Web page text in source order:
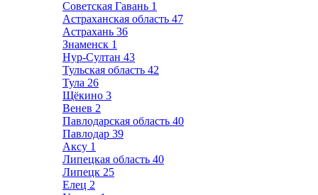
Советская Гавань 1
Астраханская область 47
Астрахань 36
Знаменск 1
Нур-Султан 43
Тульская область 42
Тула 26
Щёкино 3
Венев 2
Павлодарская область 40
Павлодар 39
Аксу 1
Липецкая область 40
Липецк 25
Елец 2